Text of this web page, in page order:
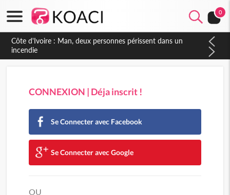
0
Côte d'Ivoire : Man, deux personnes périssent dans un
incendie
CONNEXION | Déja inscrit !
Se Connecter avec Facebook
Se Connecter avec Google
OU